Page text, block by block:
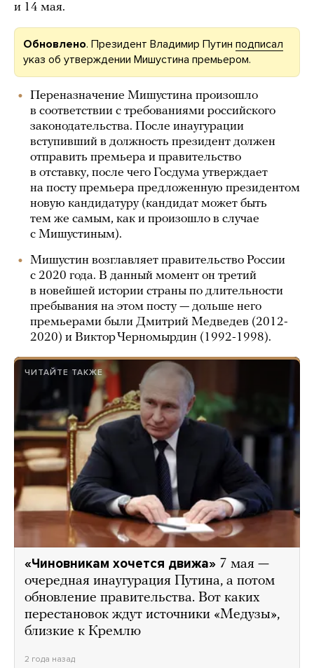
и 14 мая.
Обновлено. Президент Владимир Путин подписал
указ об утверждении Мишустина премьером.
Переназначение Мишустина произошло
в соответствии с требованиями российского
законодательства. После инаугурации
вступивший в должность президент должен
отправить премьера и правительство
в отставку, после чего Госдума утверждает
на посту премьера предложенную президентом
новую кандидатуру (кандидат может быть
тем же самым, как и произошло в случае
с Мишустиным).
Мишустин возглавляет правительство России
с 2020 года. В данный момент он третий
в новейшей истории страны по длительности
пребывания на этом посту — дольше него
премьерами были Дмитрий Медведев (2012-
2020) и Виктор Черномырдин (1992-1998).
ЧИТАЙТЕ ТАКЖЕ
«Чиновникам хочется движа» 7 мая —
очередная инаугурация Путина, а потом
обновление правительства. Вот каких
перестановок ждут источники «Медузы»,
близкие к Кремлю
2 года назад